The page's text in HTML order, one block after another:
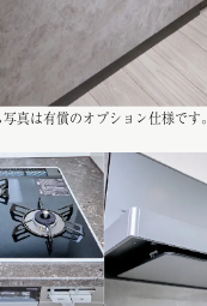
真は有償のオプション仕様です。